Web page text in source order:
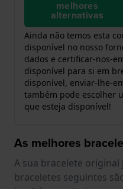
melhores
alternativas
Ainda não temos esta
disponível no nosso
dados e certificar-nos-
disponível para si em
disponível, enviar-lhe-
também pode escolher
que esteja disponível!
As melhores
A sua bracelete original
braceletes seguintes